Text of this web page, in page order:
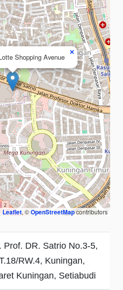
Shopping Avenue
×
Leaflet, ©OpenStreetMapcontributors
Prof. DR. Satrio No.3-5,
RW.4, Kuningan,
Kuningan, Setiabudi